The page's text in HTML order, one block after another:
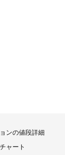
ンの値段詳細
ャート